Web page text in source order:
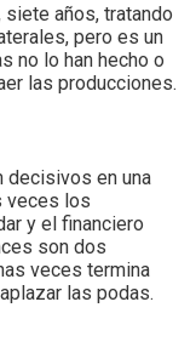
años, tratando
pero es un
no lo han hecho o
las producciones.
decisivos en una
veces los
y el financiero
son dos
veces termina
las podas.